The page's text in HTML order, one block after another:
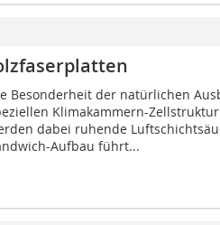
Besonderheit der natürlichen
Klimakammern-
dabei ruhende
Aufbau führt...